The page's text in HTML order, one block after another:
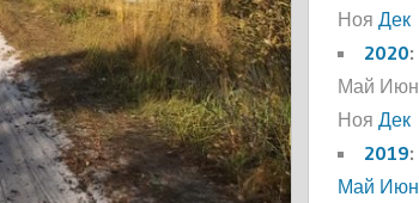
Ноя Дек
2020:
Май Июн
Ноя Дек
2019:
Май Июн